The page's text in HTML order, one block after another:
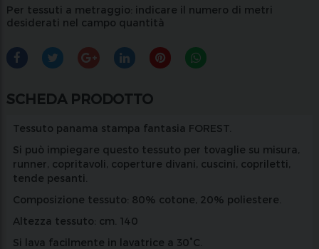
Per tessuti a metraggio: indicare il numero di metri
desiderati nel campo quantità
SCHEDA PRODOTTO
Tessuto panama stampa fantasia FOREST.
Si può impiegare questo tessuto per tovaglie su misura,
runner, copritavoli, coperture divani, cuscini, copriletti,
tende pesanti.
Composizione tessuto: 80% cotone, 20% poliestere.
Altezza tessuto: cm. 140
Si lava facilmente in lavatrice a 30°C.